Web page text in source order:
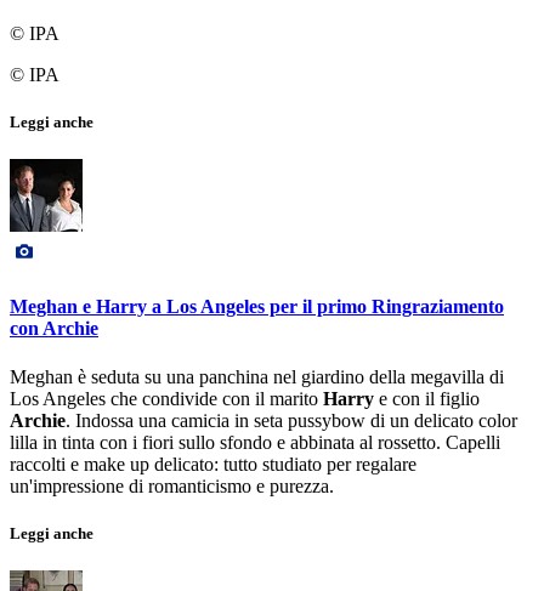
© IPA
© IPA
Leggi anche
Meghan e Harry a Los Angeles per il primo Ringraziamento
con Archie
Meghan è seduta su una panchina nel giardino della megavilla di
Los Angeles che condivide con il marito Harry e con il figlio
Archie. Indossa una camicia in seta pussybow di un delicato color
lilla in tinta con i fiori sullo sfondo e abbinata al rossetto. Capelli
raccolti e make up delicato: tutto studiato per regalare
un'impressione di romanticismo e purezza.
Leggi anche